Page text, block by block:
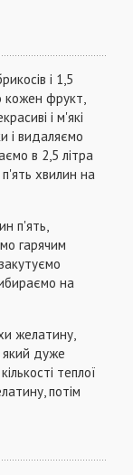
і 1,5
кожен фрукт,
і м'які
і видаляємо
в 2,5 літра
хвилин на
п'ять,
гарячим
на
желатину,
який дуже
теплої
потім